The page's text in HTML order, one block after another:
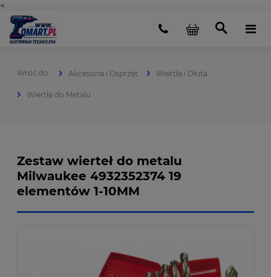
<
Akcesoria i Osprzęt Wiertła i Dłuta
Wiertła do Metalu
Zestaw wierteł do metalu
Milwaukee 4932352374 19
elementów 1-10MM